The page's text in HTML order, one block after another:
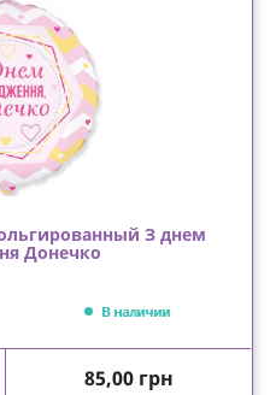
З днем
Донечко
В наличии
Цена
85,00 грн